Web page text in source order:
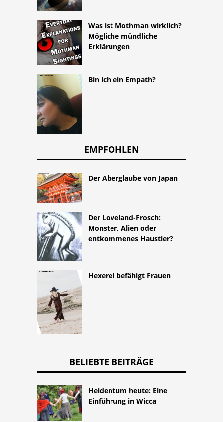
Was ist Mothman wirklich?
Mögliche mündliche
Erklärungen
Bin ich ein Empath?
EMPFOHLEN
Der Aberglaube von Japan
Der Loveland-Frosch:
Monster, Alien oder
entkommenes Haustier?
Hexerei befähigt Frauen
BELIEBTE BEITRÄGE
Heidentum heute: Eine
Einführung in Wicca